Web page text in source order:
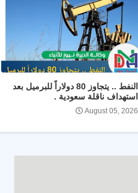
النفط .. يتجاوز 80 دولاراً للبرميل بعد
استهداف ناقلة سعودية .
August 05, 2026